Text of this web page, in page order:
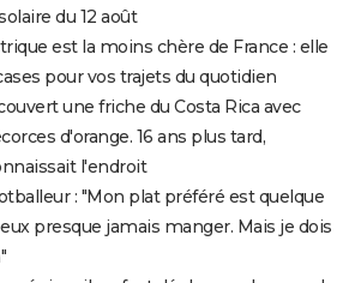
du 12 août
est la moins chère de France : elle
pour vos trajets du quotidien
une friche du Costa Rica avec
d'orange. 16 ans plus tard,
l'endroit
: "Mon plat préféré est quelque
presque jamais manger. Mais je dois